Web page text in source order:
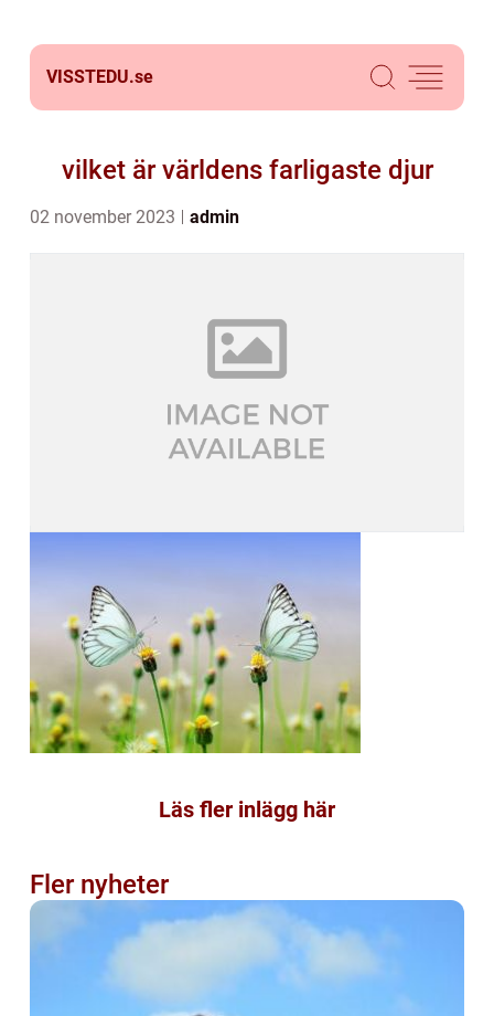
VISSTEDU.se
vilket är världens farligaste djur
02 november 2023 admin
Läs fler inlägg här
Fler nyheter